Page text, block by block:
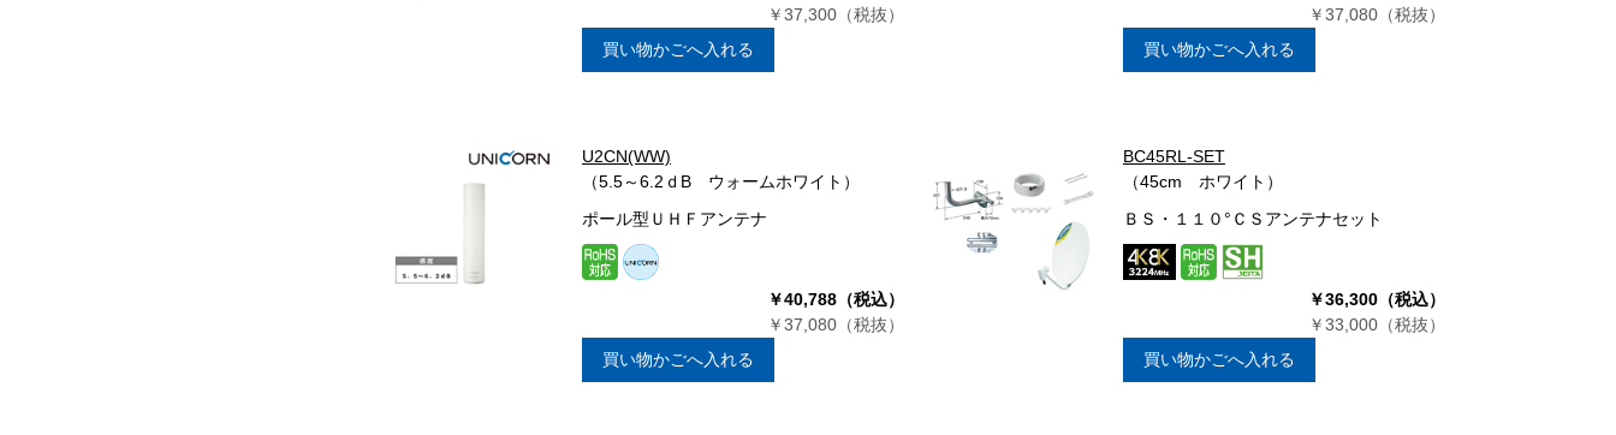
￥37,300（税抜）
買い物かごへ入れる
￥37,080（税抜）
買い物かごへ入れる
U2CN(WW)
（5.5～6.2ｄB ウォームホワイト）
ポール型ＵＨＦアンテナ
￥40,788（税込）
￥37,080（税抜）
買い物かごへ入れる
BC45RL-SET
（45cm ホワイト）
ＢＳ・１１０°ＣＳアンテナセット
￥36,300（税込）
￥33,000（税抜）
買い物かごへ入れる